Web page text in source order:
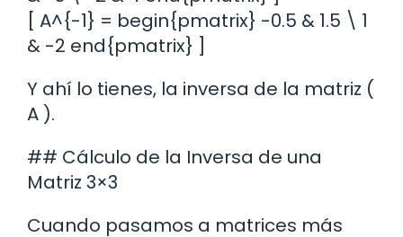
[ A^{-1} = begin{pmatrix} -0.5 & 1.5 \ 1
& -2 end{pmatrix} ]
Y ahí lo tienes, la inversa de la matriz (
A ).
## Cálculo de la Inversa de una
Matriz 3×3
Cuando pasamos a matrices más